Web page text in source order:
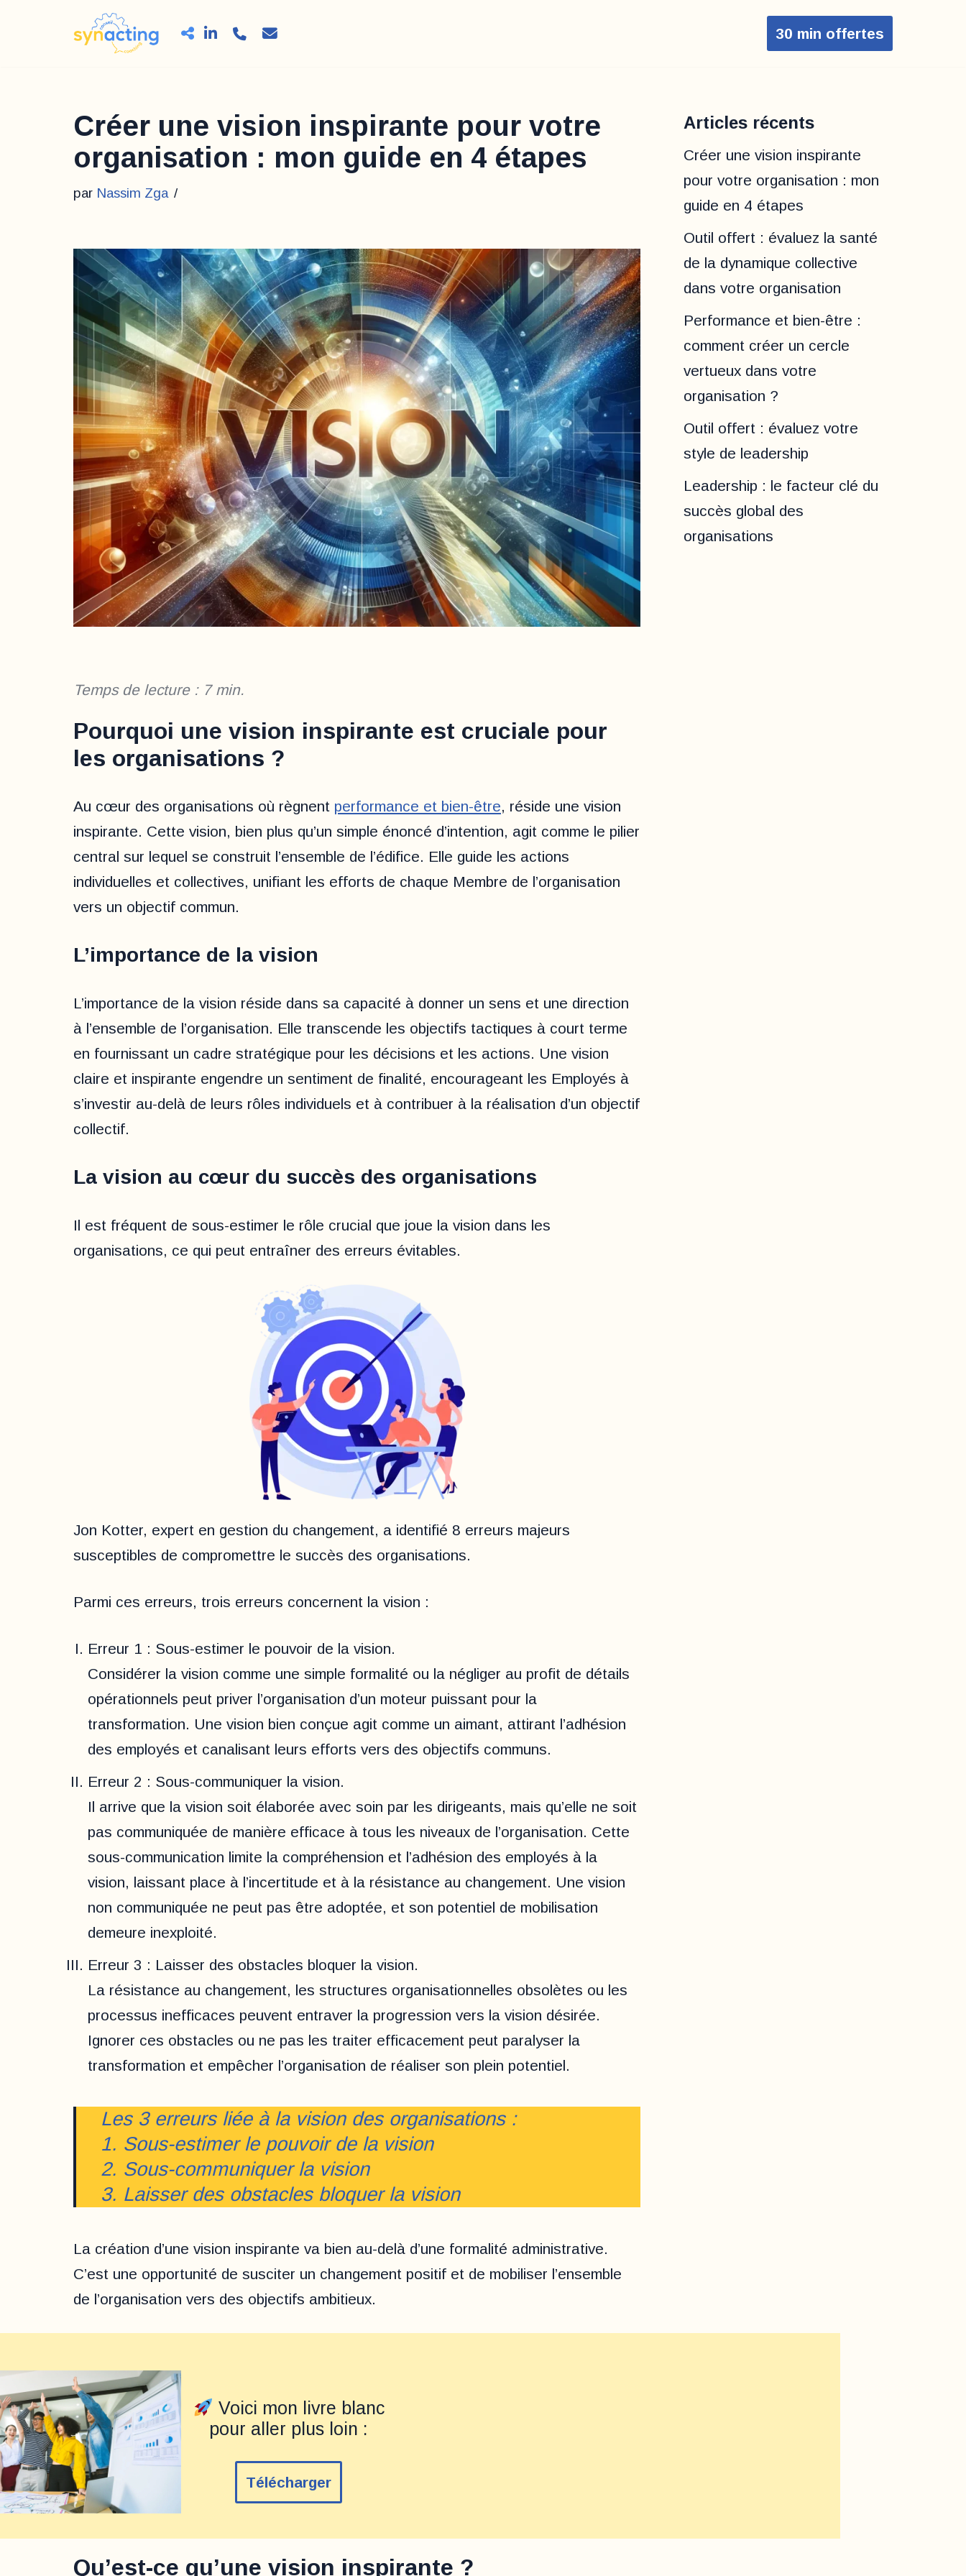
30 min offertes
Créer une vision inspirante pour votre
organisation : mon guide en 4 étapes
par Nassim Zga
Temps de lecture : 7 min.
Pourquoi une vision inspirante est cruciale pour
les organisations ?
Au cœur des organisations où règnent performance et bien-être, réside une vision
inspirante. Cette vision, bien plus qu’un simple énoncé d’intention, agit comme le pilier
central sur lequel se construit l’ensemble de l’édifice. Elle guide les actions
individuelles et collectives, unifiant les efforts de chaque Membre de l’organisation
vers un objectif commun.
L’importance de la vision
L’importance de la vision réside dans sa capacité à donner un sens et une direction
à l’ensemble de l’organisation. Elle transcende les objectifs tactiques à court terme
en fournissant un cadre stratégique pour les décisions et les actions. Une vision
claire et inspirante engendre un sentiment de finalité, encourageant les Employés à
s’investir au-delà de leurs rôles individuels et à contribuer à la réalisation d’un objectif
collectif.
La vision au cœur du succès des organisations
Il est fréquent de sous-estimer le rôle crucial que joue la vision dans les
organisations, ce qui peut entraîner des erreurs évitables.
Jon Kotter, expert en gestion du changement, a identifié 8 erreurs majeurs
susceptibles de compromettre le succès des organisations.
Parmi ces erreurs, trois erreurs concernent la vision :
Erreur 1 : Sous-estimer le pouvoir de la vision.
Considérer la vision comme une simple formalité ou la négliger au profit de détails
opérationnels peut priver l’organisation d’un moteur puissant pour la
transformation. Une vision bien conçue agit comme un aimant, attirant l’adhésion
des employés et canalisant leurs efforts vers des objectifs communs.
Erreur 2 : Sous-communiquer la vision.
Il arrive que la vision soit élaborée avec soin par les dirigeants, mais qu’elle ne soit
pas communiquée de manière efficace à tous les niveaux de l’organisation. Cette
sous-communication limite la compréhension et l’adhésion des employés à la
vision, laissant place à l’incertitude et à la résistance au changement. Une vision
non communiquée ne peut pas être adoptée, et son potentiel de mobilisation
demeure inexploité.
Erreur 3 : Laisser des obstacles bloquer la vision.
La résistance au changement, les structures organisationnelles obsolètes ou les
processus inefficaces peuvent entraver la progression vers la vision désirée.
Ignorer ces obstacles ou ne pas les traiter efficacement peut paralyser la
transformation et empêcher l’organisation de réaliser son plein potentiel.
Les 3 erreurs liée à la vision des organisations :
1. Sous-estimer le pouvoir de la vision
2. Sous-communiquer la vision
3. Laisser des obstacles bloquer la vision
La création d’une vision inspirante va bien au-delà d’une formalité administrative.
C’est une opportunité de susciter un changement positif et de mobiliser l’ensemble
de l’organisation vers des objectifs ambitieux.
Voici mon livre blanc
pour aller plus loin :
Télécharger
Qu’est-ce qu’une vision inspirante ?
Articles récents
Créer une vision inspirante
pour votre organisation : mon
guide en 4 étapes
Outil offert : évaluez la santé
de la dynamique collective
dans votre organisation
Performance et bien-être :
comment créer un cercle
vertueux dans votre
organisation ?
Outil offert : évaluez votre
style de leadership
Leadership : le facteur clé du
succès global des
organisations